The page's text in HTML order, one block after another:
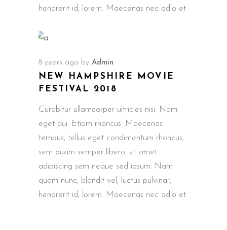
hendrerit id, lorem. Maecenas nec odio et
8 years ago by Admin
NEW HAMPSHIRE MOVIE
FESTIVAL 2018
Curabitur ullamcorper ultricies nisi. Nam
eget dui. Etiam rhoncus. Maecenas
tempus, tellus eget condimentum rhoncus,
sem quam semper libero, sit amet
adipiscing sem neque sed ipsum. Nam
quam nunc, blandit vel, luctus pulvinar,
hendrerit id, lorem. Maecenas nec odio et